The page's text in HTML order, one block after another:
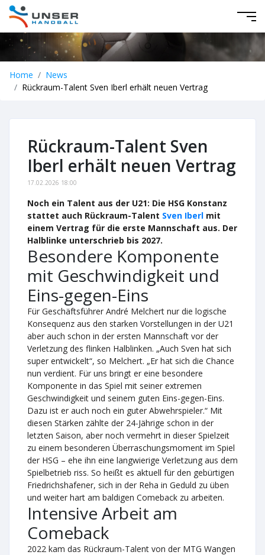
Home
News
Rückraum-Talent Sven Iberl erhält neuen Vertrag
Rückraum-Talent Sven
Iberl erhält neuen Vertrag
17.02.2026 18:00
Noch ein Talent aus der U21: Die HSG Konstanz
stattet auch Rückraum-Talent Sven Iberl mit
einem Vertrag für die erste Mannschaft aus. Der
Halblinke unterschrieb bis 2027.
Besondere Komponente
mit Geschwindigkeit und
Eins-gegen-Eins
Für Geschäftsführer André Melchert nur die logische
Konsequenz aus den starken Vorstellungen in der U21
aber auch schon in der ersten Mannschaft vor der
Verletzung des flinken Halblinken. „Auch Sven hat sich
super entwickelt“, so Melchert. „Er hat sich die Chance
nun verdient. Für uns bringt er eine besondere
Komponente in das Spiel mit seiner extremen
Geschwindigkeit und seinem guten Eins-gegen-Eins.
Dazu ist er auch noch ein guter Abwehrspieler.“ Mit
diesen Stärken zählte der 24-Jährige schon in der
letzten Saison, aber noch vermehrt in dieser Spielzeit
zu einem besonderen Überraschungsmoment im Spiel
der HSG – ehe ihn eine langwierige Verletzung aus dem
Spielbetrieb riss. So heißt es aktuell für den gebürtigen
Friedrichshafener, sich in der Reha in Geduld zu üben
und weiter hart am baldigen Comeback zu arbeiten.
Intensive Arbeit am
Comeback
2022 kam das Rückraum-Talent von der MTG Wangen